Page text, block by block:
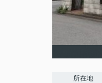
所在地